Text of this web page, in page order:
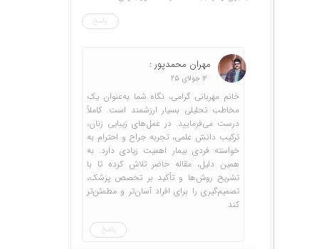
پاسخ
مهران محمدپور :
12 جولای 25
خانم مهربانی گرامی، نگاه شما به‌عنوان یک
مخاطب تحلیلی بسیار ارزشمند است. کاملاً
درست می‌فرمایید. در عمل‌های زیبایی زنان،
ترکیب دانش علمی، تجربه جراح و احترام به
خواسته فردی بیمار اهمیت زیادی دارد. به
همین دلیل، مقاله حاضر تلاش کرده تا با
تشریح روش‌ها و تأکید بر تخصص پزشک،
تصمیم‌گیری را برای افراد آسان‌تر و مطمئن‌تر
کند.
پاسخ